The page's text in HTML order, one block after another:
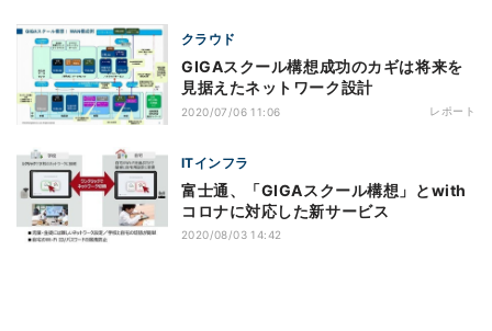
クラウド
GIGAスクール構想成功のカギは将来を
見据えたネットワーク設計
2020/07/06 11:06 レポート
ITインフラ
富士通、「GIGAスクール構想」とwith
コロナに対応した新サービス
2020/08/03 14:42